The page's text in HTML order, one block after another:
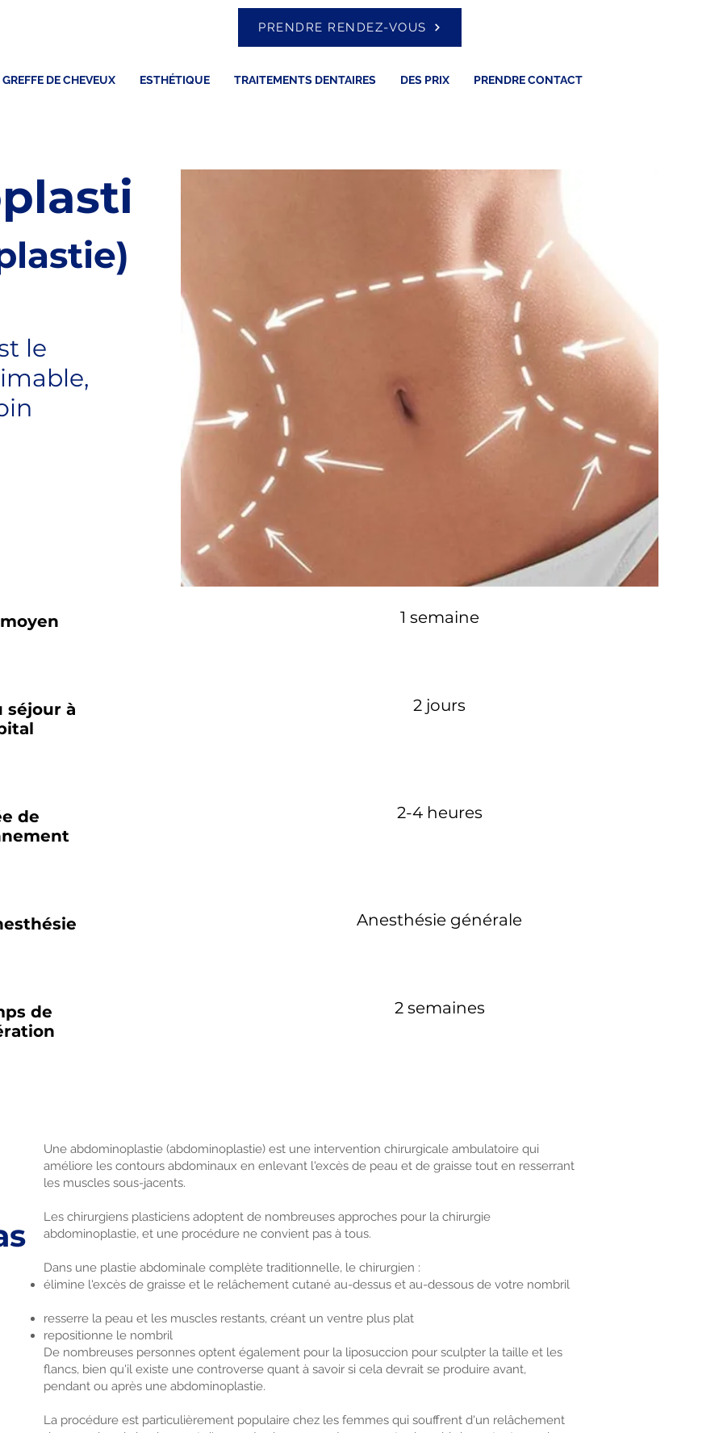
PRENDRE RENDEZ-VOUS
GREFFE DE CHEVEUX ESTHÉTIQUE TRAITEMENTS DENTAIRES DES PRIX PRENDRE CONTACT
le
1 semaine
séjour à
2 jours
de
2-4 heures
Anesthésie générale
de
2 semaines
Une abdominoplastie (abdominoplastie) est une intervention chirurgicale ambulatoire qui
améliore les contours abdominaux en enlevant l'excès de peau et de graisse tout en resserrant
les muscles sous-jacents.
Les chirurgiens plasticiens adoptent de nombreuses approches pour la chirurgie
abdominoplastie, et une procédure ne convient pas à tous.
Dans une plastie abdominale complète traditionnelle, le chirurgien :
élimine l'excès de graisse et le relâchement cutané au-dessus et au-dessous de votre nombril
resserre la peau et les muscles restants, créant un ventre plus plat
repositionne le nombril
De nombreuses personnes optent également pour la liposuccion pour sculpter la taille et les
flancs, bien qu'il existe une controverse quant à savoir si cela devrait se produire avant,
pendant ou après une abdominoplastie.
La procédure est particulièrement populaire chez les femmes qui souffrent d'un relâchement